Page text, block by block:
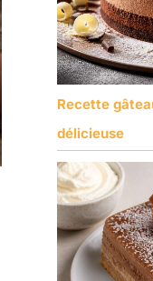
Recette
délicieuse